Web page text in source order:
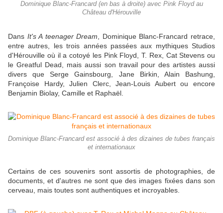
Dominique Blanc-Francard (en bas à droite) avec Pink Floyd au
Château d'Hérouville
Dans It's A teenager Dream , Dominique Blanc-Francard retrace,
entre autres, les trois années passées aux mythiques Studios
d'Hérouville où il a cotoyé les Pink Floyd, T. Rex, Cat Stevens ou
le Greatful Dead, mais aussi son travail pour des artistes aussi
divers que Serge Gainsbourg, Jane Birkin, Alain Bashung,
Françoise Hardy, Julien Clerc, Jean-Louis Aubert ou encore
Benjamin Biolay, Camille et Raphaël.
Dominique Blanc-Francard est associé à des dizaines de tubes français
et internationaux
Certains de ces souvenirs sont assortis de photographies, de
documents, et d'autres ne sont que des images fixées dans son
cerveau, mais toutes sont authentiques et incroyables.